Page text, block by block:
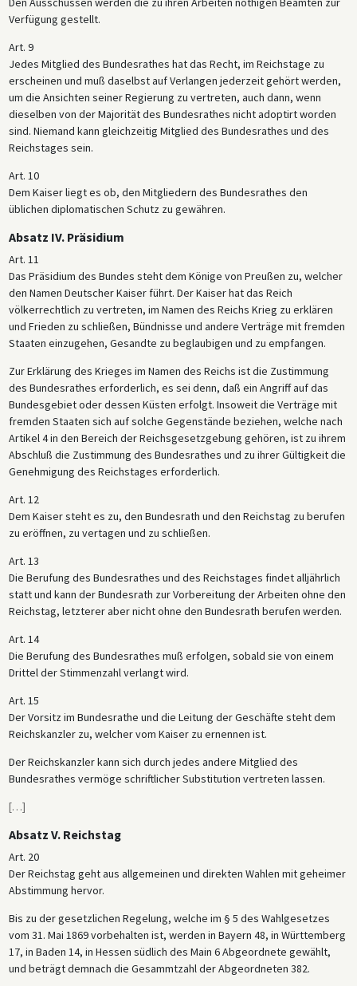
Verfügung gestellt.
Art. 9
Jedes Mitglied des Bundesrathes hat das Recht, im Reichstage zu
erscheinen und muß daselbst auf Verlangen jederzeit gehört werden,
um die Ansichten seiner Regierung zu vertreten, auch dann, wenn
dieselben von der Majorität des Bundesrathes nicht adoptirt worden
sind. Niemand kann gleichzeitig Mitglied des Bundesrathes und des
Reichstages sein.
Art. 10
Dem Kaiser liegt es ob, den Mitgliedern des Bundesrathes den
üblichen diplomatischen Schutz zu gewähren.
Absatz IV. Präsidium
Art. 11
Das Präsidium des Bundes steht dem Könige von Preußen zu, welcher
den Namen Deutscher Kaiser führt. Der Kaiser hat das Reich
völkerrechtlich zu vertreten, im Namen des Reichs Krieg zu erklären
und Frieden zu schließen, Bündnisse und andere Verträge mit fremden
Staaten einzugehen, Gesandte zu beglaubigen und zu empfangen.
Zur Erklärung des Krieges im Namen des Reichs ist die Zustimmung
des Bundesrathes erforderlich, es sei denn, daß ein Angriff auf das
Bundesgebiet oder dessen Küsten erfolgt. Insoweit die Verträge mit
fremden Staaten sich auf solche Gegenstände beziehen, welche nach
Artikel 4 in den Bereich der Reichsgesetzgebung gehören, ist zu ihrem
Abschluß die Zustimmung des Bundesrathes und zu ihrer Gültigkeit die
Genehmigung des Reichstages erforderlich.
Art. 12
Dem Kaiser steht es zu, den Bundesrath und den Reichstag zu berufen
zu eröffnen, zu vertagen und zu schließen.
Art. 13
Die Berufung des Bundesrathes und des Reichstages findet alljährlich
statt und kann der Bundesrath zur Vorbereitung der Arbeiten ohne den
Reichstag, letzterer aber nicht ohne den Bundesrath berufen werden.
Art. 14
Die Berufung des Bundesrathes muß erfolgen, sobald sie von einem
Drittel der Stimmenzahl verlangt wird.
Art. 15
Der Vorsitz im Bundesrathe und die Leitung der Geschäfte steht dem
Reichskanzler zu, welcher vom Kaiser zu ernennen ist.
Der Reichskanzler kann sich durch jedes andere Mitglied des
Bundesrathes vermöge schriftlicher Substitution vertreten lassen.
[…]
Absatz V. Reichstag
Art. 20
Der Reichstag geht aus allgemeinen und direkten Wahlen mit geheimer
Abstimmung hervor.
Bis zu der gesetzlichen Regelung, welche im § 5 des Wahlgesetzes
vom 31. Mai 1869 vorbehalten ist, werden in Bayern 48, in Württemberg
17, in Baden 14, in Hessen südlich des Main 6 Abgeordnete gewählt,
und beträgt demnach die Gesammtzahl der Abgeordneten 382.